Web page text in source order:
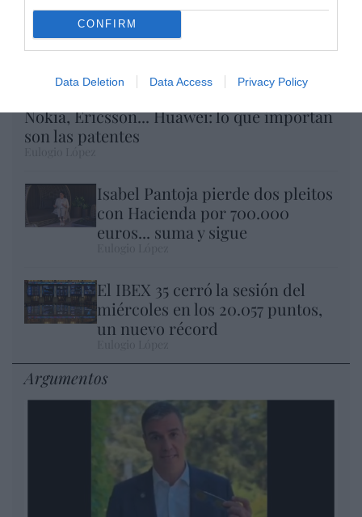
CONFIRM
Data Deletion Data Access Privacy Policy
Nokia, Ericsson... Huawei: lo que importan
son las patentes
Isabel Pantoja pierde dos pleitos
con Hacienda por 700.000
euros... suma y sigue
El IBEX 35 cerró la sesión del
miércoles en los 20.057 puntos,
un nuevo récord
Argumentos